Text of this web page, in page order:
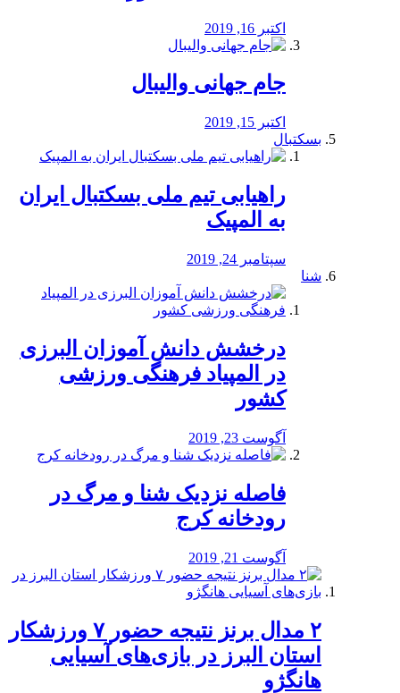
اکتبر 16, 2019
جام جهانی والیبال
اکتبر 15, 2019
بسکتبال
راهیابی تیم ملی بسکتبال ایران
به المپیک
سپتامبر 24, 2019
شنا
درخشش دانش آموزان البرزی
در المپیاد فرهنگی ورزشی
کشور
آگوست 23, 2019
️فاصله نزدیک شنا و مرگ در
رودخانه کرج
آگوست 21, 2019
۲ مدال برنز نتیجه حضور ۷ ورزشکار
استان البرز در بازی‌های آسیایی
هانگژو